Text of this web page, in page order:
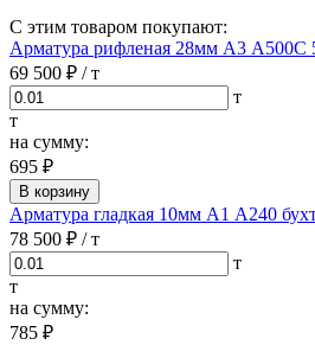
С этим товаром покупают:
Арматура рифленая 28мм А3 А500С
69 500 ₽ / т
т
т
на сумму:
695 ₽
В корзину
Арматура гладкая 10мм А1 А240
78 500 ₽ / т
т
т
на сумму:
785 ₽